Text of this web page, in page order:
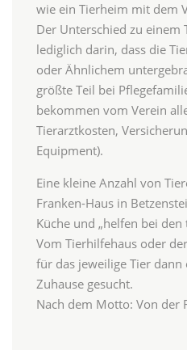
wie ein Tierheim mit dem
Der Unterschied zu einem
lediglich darin, dass die
oder Ähnlichem
größte Teil bei
bekommen vom Verein
Tierarztkosten,
Equipment).
Eine kleine Anzahl von
Franken-Haus in
Küche und „helfen bei
Vom Tierhilfehaus oder
für das jeweilige Tier dann
Zuhause gesucht.
Nach dem Motto: Von der